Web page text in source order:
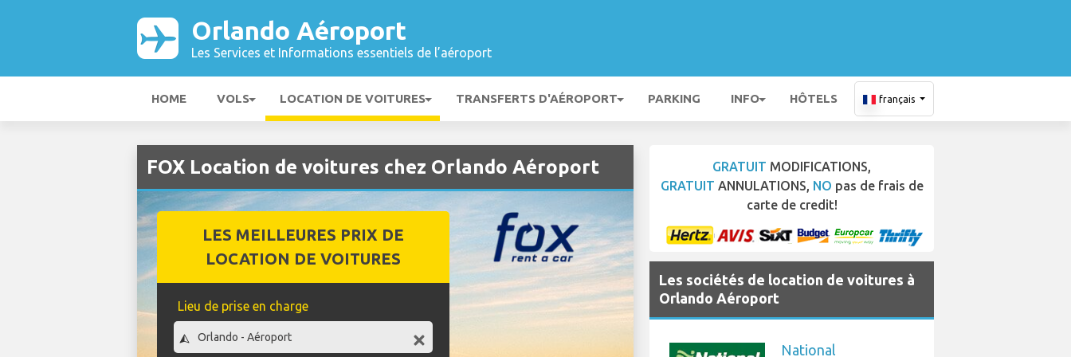
Orlando Aéroport
Les Services et Informations essentiels de l’aéroport
HOME VOLS LOCATION DE VOITURES TRANSFERTS D'AÉROPORT PARKING INFO HÔTELS français
FOX Location de voitures chez Orlando Aéroport
LES MEILLEURES PRIX DE
LOCATION DE VOITURES
Lieu de prise en charge
GRATUIT MODIFICATIONS,
GRATUIT ANNULATIONS, NO pas de frais de
carte de credit!
Les sociétés de location de voitures à
Orlando Aéroport
National